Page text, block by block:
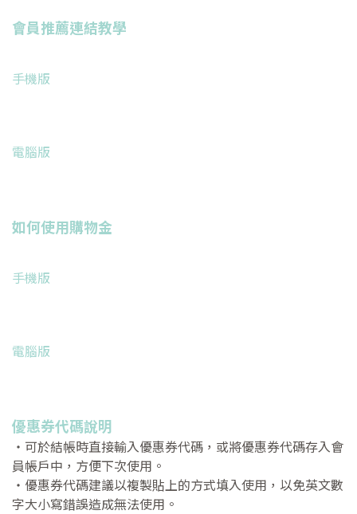
會員推薦連結教學
手機版
電腦版
如何使用購物金
手機版
電腦版
優惠券代碼說明
・可於結帳時直接輸入優惠券代碼，或將優惠券代碼存入會
員帳戶中，方便下次使用。
・優惠券代碼建議以複製貼上的方式填入使用，以免英文數
字大小寫錯誤造成無法使用。